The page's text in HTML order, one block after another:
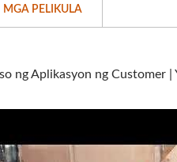
MGA PELIKULA
ng Aplikasyon ng Customer